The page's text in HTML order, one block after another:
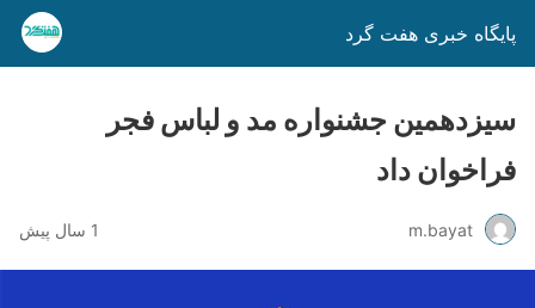
پایگاه خبری هفت گرد
سیزدهمین جشنواره مد و لباس فجر
فراخوان داد
m.bayat 1 سال پیش